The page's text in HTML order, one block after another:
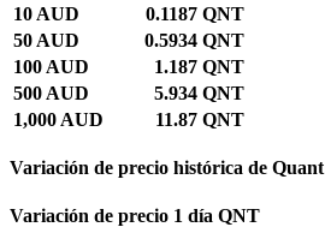
10 AUD
0.1187 QNT
50 AUD
0.5934 QNT
100 AUD
1.187 QNT
500 AUD
5.934 QNT
1,000 AUD
11.87 QNT
Variación de precio histórica de Quant
Variación de precio 1 día QNT